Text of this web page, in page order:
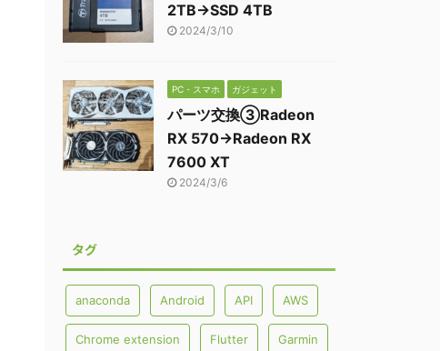
2TB→SSD 4TB
2024/3/10
PC・スマホ ガジェット
パーツ交換③Radeon
RX 570→Radeon RX
7600 XT
2024/3/6
タグ
anaconda Android API AWS
Chrome extension Flutter Garmin